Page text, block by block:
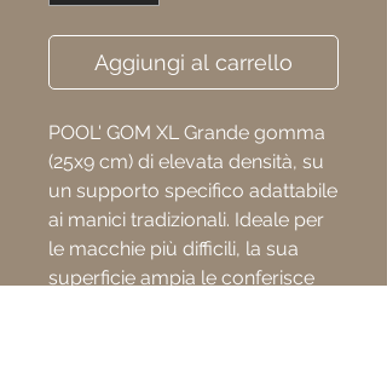
Aggiungi al carrello
POOL' GOM XL Grande gomma
(25x9 cm) di elevata densità, su
un supporto specifico adattabile
ai manici tradizionali. Ideale per
le macchie più difficili, la sua
superficie ampia le conferisce